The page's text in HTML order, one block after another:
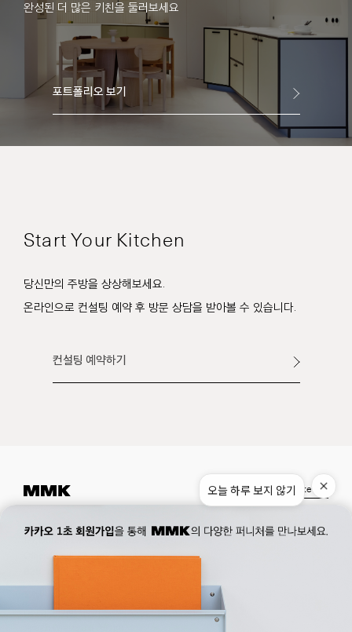
완성된 더 많은 키친을 둘러보세요
포트폴리오 보기
Start Your Kitchen
당신만의 주방을 상상해보세요.
온라인으로 컨설팅 예약 후 방문 상담을 받아볼 수 있습니다.
컨설팅 예약하기
대표자 : 박기민 사업자 등록번호 : 821-86-02281
Museum. 02. 777. 5887 Office.02. 777. 5778
177, Duteopbawi-ro, Yongsan-gu, Seoul, Korea
Official : hello@mmk-seoul.com
Instagram Pinterest
오늘 하루 보지 않기